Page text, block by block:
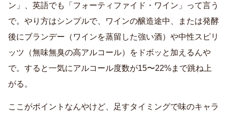
ン」、英語でも「フォーティファイド・ワイン」って言う
で。やり方はシンプルで、ワインの醸造途中、または発酵
後にブランデー（ワインを蒸留した強い酒）や中性スピリ
ッツ（無味無臭の高アルコール）をドボッと加えるんや
で。すると一気にアルコール度数が15〜22%まで跳ね上
がる。
ここがポイントなんやけど、足すタイミングで味のキャラ